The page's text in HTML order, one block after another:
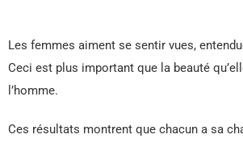
Les femmes aiment se sentir vues,
Ceci est plus important que la beauté
l’homme.
Ces résultats montrent que chacun a sa